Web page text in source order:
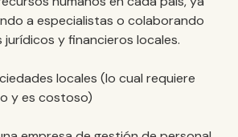
a especialistas o colaborando
jurídicos y financieros locales.
locales (lo cual requiere
y es costoso)